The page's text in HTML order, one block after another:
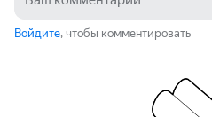
Войдите, чтобы комментировать